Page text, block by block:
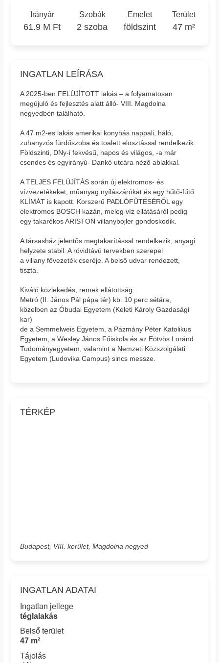
Irányár
61.9 M Ft
Szobák
2 szoba
Emelet
földszint
Terület
47 m²
INGATLAN LEÍRÁSA
A 2025-ben FELÚJÍTOTT lakás – a folyamatosan
megújuló és fejlesztés alatt álló- VIII. Magdolna
negyedben található.
A 47 m2-es lakás amerikai konyhás nappali, háló,
zuhanyzós fürdőszoba és toalett elosztással rendelkezik.
Földszinti, DNy-i fekvésű, napos és világos, -a már
csendes és egyirányú- Dankó utcára néző ablakkal.
A TELJES FELÚJÍTÁS során új elektromos- és
vízvezetékeket, műanyag nyílászárókat és egy hűtő-fűtő
KLÍMÁT is kapott. Korszerű PADLÓFŰTÉSÉRŐL egy
elektromos BOSCH kazán, meleg víz ellátásáról pedig
egy takarékos ARISTON villanybojler gondoskodik.
A társasház jelentős megtakarítással rendelkezik, anyagi
helyzete stabil. A rövidtávú tervekben szerepel
a villany fővezeték cseréje. A belső udvar rendezett,
tiszta.
Kiváló közlekedés, remek ellátottság:
Metró (II. János Pál pápa tér) kb. 10 perc sétára,
közelben az Óbudai Egyetem (Keleti Károly Gazdasági
kar)
de a Semmelweis Egyetem, a Pázmány Péter Katolikus
Egyetem, a Wesley János Főiskola és az Eötvös Loránd
Tudományegyetem, valamint a Nemzeti Közszolgálati
Egyetem (Ludovika Campus) sincs messze.
TÉRKÉP
Budapest, VIII. kerület, Magdolna negyed
INGATLAN ADATAI
Ingatlan jellege
téglalakás
Belső terület
47 m²
Tájolás